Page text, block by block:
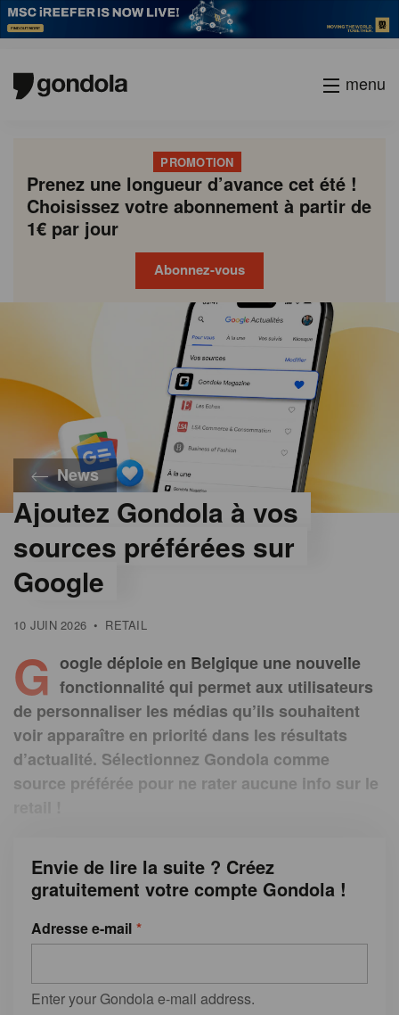
menu
PROMOTION
Prenez une longueur d’avance cet été !
Choisissez votre abonnement à partir de
1€ par jour
Abonnez-vous
News
Ajoutez Gondola à vos
sources préférées sur
Google
10 JUIN 2026 • RETAIL
G oogle déploie en Belgique une nouvelle
fonctionnalité qui permet aux utilisateurs
de personnaliser les médias qu’ils souhaitent
voir apparaître en priorité dans les résultats
d’actualité. Sélectionnez Gondola comme
source préférée pour ne rater aucune info sur le
Envie de lire la suite ? Créez
gratuitement votre compte Gondola !
Adresse e-mail
Enter your Gondola e-mail address.